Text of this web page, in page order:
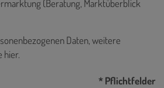
(Beratung, Marktüberblick
Daten, weitere
hier.
* Pflichtfelder